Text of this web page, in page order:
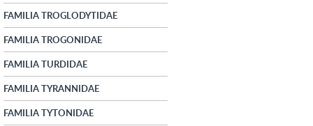
FAMILIA TROGLODYTIDAE
FAMILIA TROGONIDAE
FAMILIA TURDIDAE
FAMILIA TYRANNIDAE
FAMILIA TYTONIDAE